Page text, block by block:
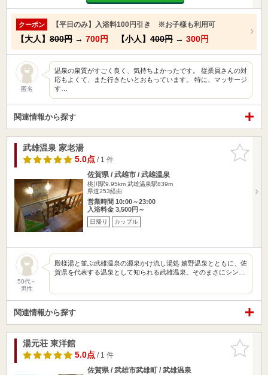
クーポン 【平日のみ】入浴料100円引き ※お子様も利用可
【大人】 800円 → 700円 【小人】 400円 → 300円
匿名
温泉の泉質がすごく良く、気持ちよかったです。 従業員さんの対
応もよくて、また行きたいとおもっています。 特に、マッサージ
す…
関連情報から探す
お気に入
りに追加
武雄温泉 家老湯
5.0点/ 1 件
佐賀県 / 武雄市 / 武雄温泉
桃川駅9.95km 武雄温泉駅839m
県道253経由
営業時間 10:00～23:00
入浴料金 3,500円～
日帰り カップル
50代～
男性
殿様湯と並ぶ武雄温泉の源泉かけ流し湯処 嬉野温泉とともに、佐
賀県を代表する温泉として知られる武雄温泉。そのまさにシン…
関連情報から探す
お気に入
りに追加
湯元荘 東洋館
5.0点/ 1 件
佐賀県 / 武雄市武雄町 / 武雄温泉